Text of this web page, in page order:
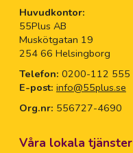
Huvudkontor:
55Plus AB
Muskötgatan 19
254 66 Helsingborg
Telefon: 0200-112 555
E-post: info@55plus.se
Org.nr: 556727-4690
Våra lokala tjänster